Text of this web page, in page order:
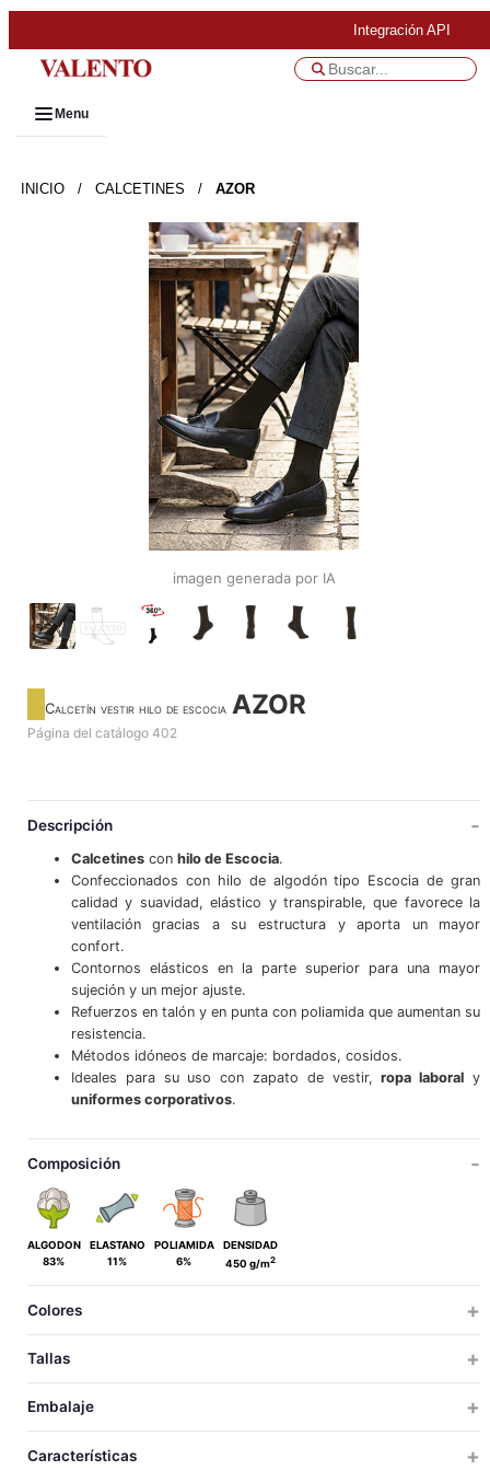
Integración API
Menu
INICIO / CALCETINES / AZOR
imagen generada por IA
Calcetín vestir hilo de escocia AZOR
Página del catálogo 402
Descripción
Calcetinescon hilo de Escocia.
Confeccionados con hilo de algodón tipo Escocia de gran
calidad y suavidad, elástico y transpirable, que favorece la
ventilación gracias a su estructura y aporta un mayor
confort.
Contornos elásticos en la parte superior para una mayor
sujeción y un mejor ajuste.
Refuerzos en talón y en punta con poliamida que aumentan su
resistencia.
Métodos idóneos de marcaje: bordados, cosidos.
Ideales para su uso con zapato de vestir,ropa laboral y
uniformes corporativos.
Composición
ALGODON
83%
ELASTANO
11%
POLIAMIDA
6%
DENSIDAD
450 g/m2
Colores
Tallas
Embalaje
Características